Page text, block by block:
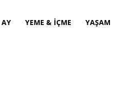
AY YEME & İÇME YAŞAM